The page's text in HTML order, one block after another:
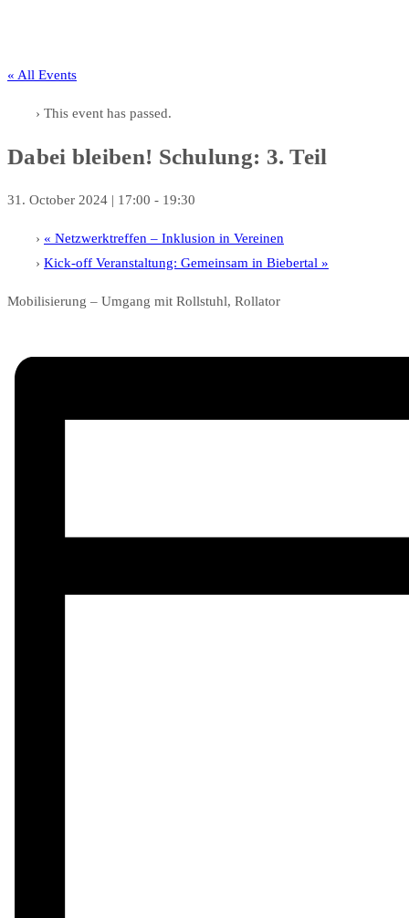
« All Events
This event has passed.
Dabei bleiben! Schulung: 3. Teil
31. October 2024 | 17:00 - 19:30
« Netzwerktreffen – Inklusion in Vereinen
Kick-off Veranstaltung: Gemeinsam in Biebertal »
Mobilisierung – Umgang mit Rollstuhl, Rollator